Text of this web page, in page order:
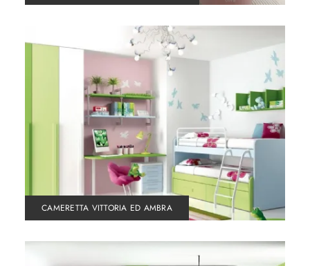
CAMERETTA VITTORIA ED AMBRA